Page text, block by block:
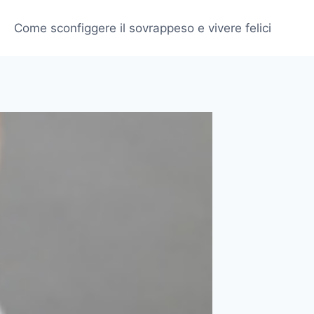
Come sconfiggere il sovrappeso e vivere felici